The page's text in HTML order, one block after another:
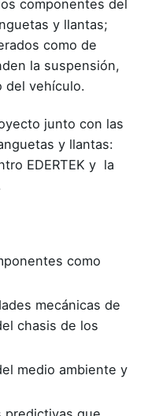
componentes del
y llantas;
como de
la suspensión,
del vehículo.
junto con las
y llantas:
EDERTEK y la
como
mecánicas de
chasis de los
medio ambiente y